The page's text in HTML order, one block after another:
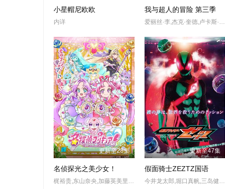
小星帽尼欧欧
内详
我与超人的冒险 第三季
爱丽丝·李,杰克·奎德,卢卡斯·格拉比,黛布拉·威尔逊,马克斯·迈特尔曼,凯萨琳·塔柏,克里斯·帕内尔,文森·童,珍妮·提拉多,伊斯梅尔·萨希德,小戴维·艾瑞歌,琪亚娜·玛黛拉
更新至28集
名侦探光之美少女！
梶裕贵,东山奈央,加藤英美里,本渡枫,羊宫妃那,千贺光莉
更新至47集
假面骑士ZEZTZ国语
今井龙太郎,堀口真帆,三岛健太,小贯莉奈,八木美树,川平慈英,古川雄辉